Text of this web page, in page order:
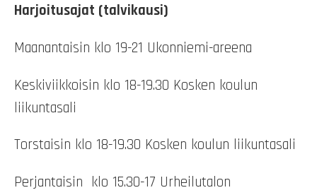
Harjoitusajat (talvikausi)
Maanantaisin klo 19-21 Ukonniemi-areena
Keskiviikkoisin klo 18-19.30 Kosken koulun
liikuntasali
Torstaisin klo 18-19.30 Kosken koulun liikuntasali
Perjantaisin klo 15.30-17 Urheilutalon